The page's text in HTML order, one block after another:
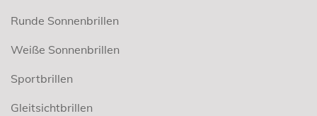
Runde Sonnenbrillen
Weiße Sonnenbrillen
Sportbrillen
Gleitsichtbrillen